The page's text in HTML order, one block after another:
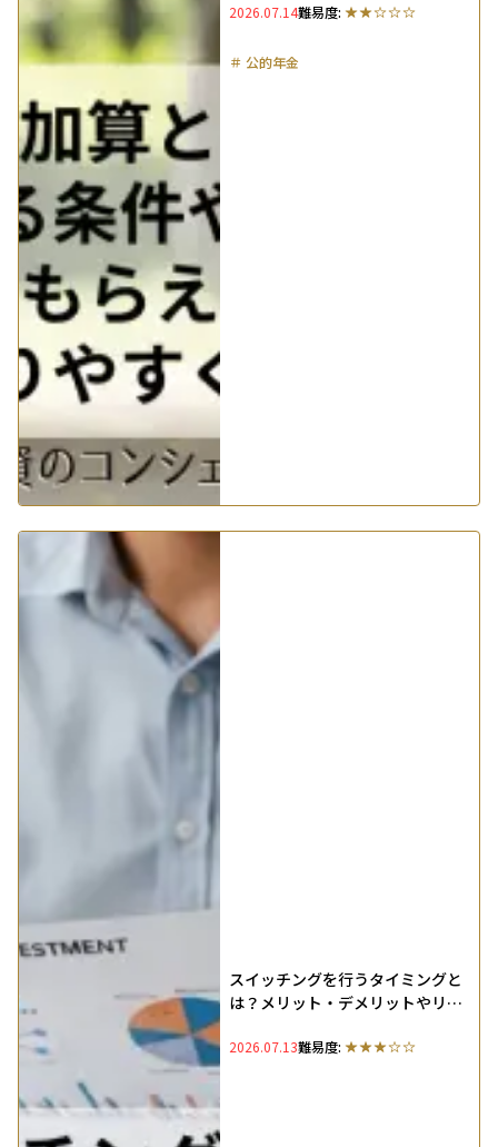
2026.07.14難易度:
＃ 公的年金
スイッチングを行うタイミングと
は？メリット・デメリットやリバ
2026.07.13難易度: